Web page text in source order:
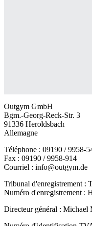
Outgym GmbH
Bgm.-Georg-Reck-Str. 3
91336 Heroldsbach
Allemagne
Téléphone : 09190 / 9958-
Fax : 09190 / 9958-914
Courriel : info@outgym.de
Tribunal d'enregistrement :
Numéro d'enregistrement :
Directeur général : Michael